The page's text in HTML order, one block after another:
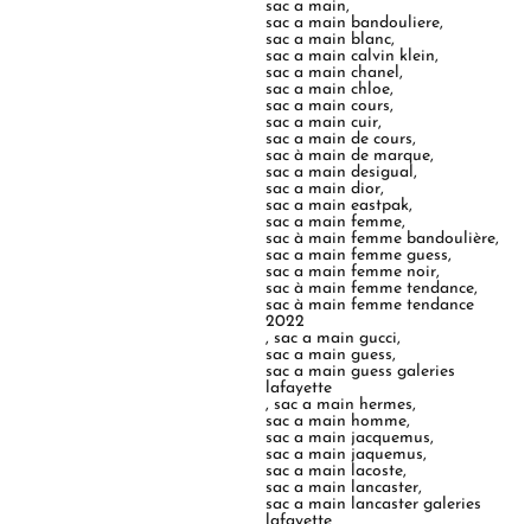
sac a main,
sac a main bandouliere,
sac a main blanc,
sac a main calvin klein,
sac a main chanel,
sac a main chloe,
sac a main cours,
sac a main cuir,
sac a main de cours,
sac à main de marque,
sac a main desigual,
sac a main dior,
sac a main eastpak,
sac a main femme,
sac à main femme bandoulière,
sac a main femme guess,
sac a main femme noir,
sac à main femme tendance,
sac à main femme tendance
2022
,sac a main gucci,
sac a main guess,
sac a main guess galeries
lafayette
,sac a main hermes,
sac a main homme,
sac a main jacquemus,
sac a main jaquemus,
sac a main lacoste,
sac a main lancaster,
sac a main lancaster galeries